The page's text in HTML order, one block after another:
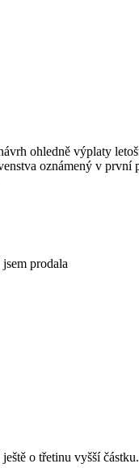
ohledně výplaty
oznámený v
prodala
o třetinu vyšší